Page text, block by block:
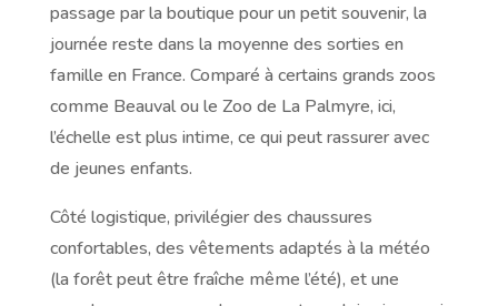
passage par la boutique pour un petit souvenir, la
journée reste dans la moyenne des sorties en
famille en France. Comparé à certains grands zoos
comme Beauval ou le Zoo de La Palmyre, ici,
l’échelle est plus intime, ce qui peut rassurer avec
de jeunes enfants.
Côté logistique, privilégier des chaussures
confortables, des vêtements adaptés à la météo
(la forêt peut être fraîche même l’été), et une